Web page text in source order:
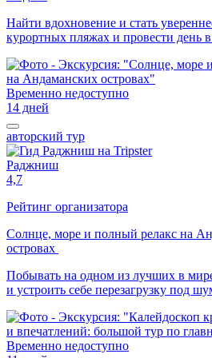
Найти вдохновение и стать
курортных пляжах и провести день
Временно недоступно
14 дней
авторский тур
Раджниш
4,7
Рейтинг организатора
Солнце, море и полный релакс на
островах
Побывать на одном из лучших в
и устроить себе перезагрузку под
Временно недоступно